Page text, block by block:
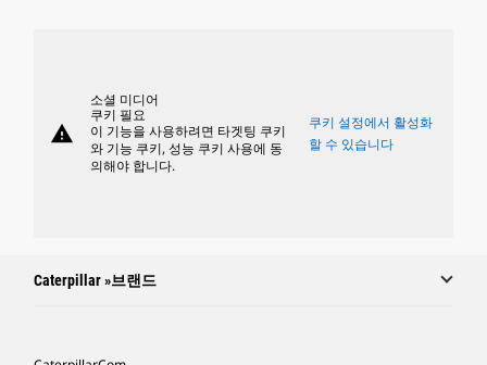
warning
소셜 미디어
쿠키 필요
이 기능을 사용하려면 타겟팅 쿠키
와 기능 쿠키, 성능 쿠키 사용에 동
의해야 합니다.
쿠키 설정에서 활성화
할 수 있습니다
Caterpillar »브랜드